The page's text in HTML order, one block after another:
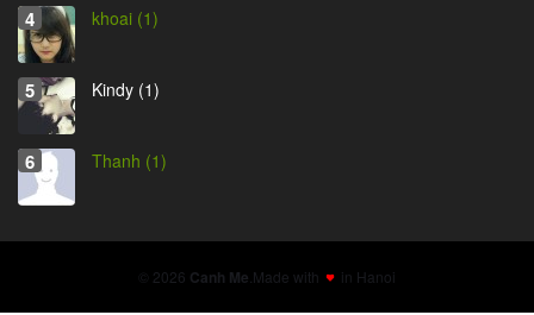
khoai (1)
Kindy (1)
Thanh (1)
© 2026 Canh Me Made with in Hanoi